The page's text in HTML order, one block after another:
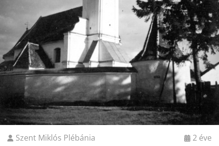
Szent Miklós Plébánia 2 éve